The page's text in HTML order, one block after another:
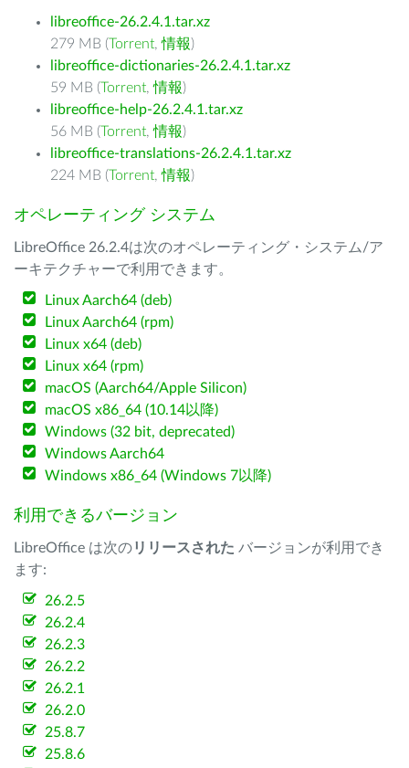
libreoffice-26.2.4.1.tar.xz
279 MB (Torrent,情報)
libreoffice-dictionaries-26.2.4.1.tar.xz
59 MB (Torrent,情報)
libreoffice-help-26.2.4.1.tar.xz
56 MB (Torrent,情報)
libreoffice-translations-26.2.4.1.tar.xz
224 MB (Torrent,情報)
オペレーティング システム
LibreOffice 26.2.4は次のオペレーティング・システム/ア
ーキテクチャーで利用できます。
Linux Aarch64 (deb)
Linux Aarch64 (rpm)
Linux x64 (deb)
Linux x64 (rpm)
macOS (Aarch64/Apple Silicon)
macOS x86_64 (10.14以降)
Windows (32 bit, deprecated)
Windows Aarch64
Windows x86_64 (Windows 7以降)
利用できるバージョン
LibreOffice は次のリリースされた バージョンが利用でき
ます:
26.2.5
26.2.4
26.2.3
26.2.2
26.2.1
26.2.0
25.8.7
25.8.6